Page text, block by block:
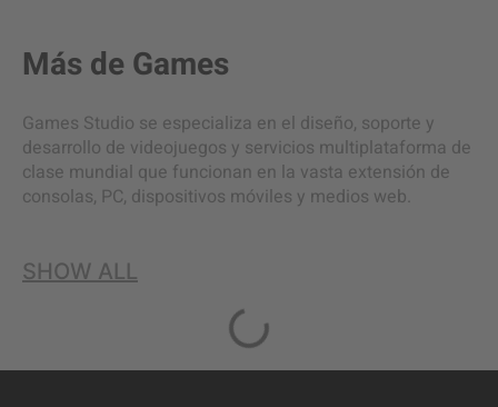
Más deGames
Games Studio se especializa en el diseño, soporte y
desarrollo de videojuegos y servicios multiplataforma de
clase mundial que funcionan en la vasta extensión de
consolas, PC, dispositivos móviles y medios web.
SHOW ALL